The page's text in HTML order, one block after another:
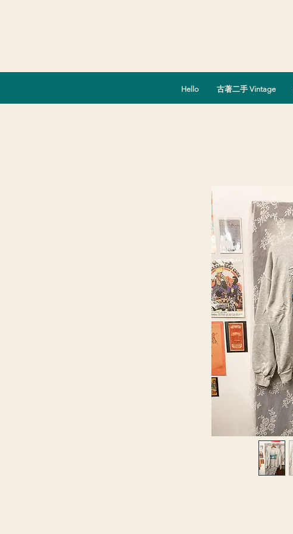
Hello 古著二手 Vintage